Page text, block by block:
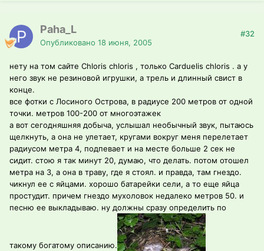
Paha_L
Опубликовано 18 июня, 2005
#32
нету на том сайте Chloris chloris , только Carduelis chloris . а у
него звук не резиновой игрушки, а трель и длинный свист в
конце.
все фотки с Лосиного Острова, в радиусе 200 метров от одной
точки. метров 100-200 от многоэтажек
а вот сегодняшняя добыча, услышал необычный звук, пытаюсь
щелкнуть, а она не улетает, кругами вокруг меня перелетает
радиусом метра 4, подпевает и на месте больше 2 сек не
сидит. стою я так минут 20, думаю, что делать. потом отошел
метра на 3, а она в траву, где я стоял. и правда, там гнездо.
чикнул ее с яйцами. хорошо батарейки сели, а то еще яйца
простудит. причем гнездо мухоловок недалеко метров 50. и
песню ее выкладываю. ну должны сразу определить по
такому богатому описанию.